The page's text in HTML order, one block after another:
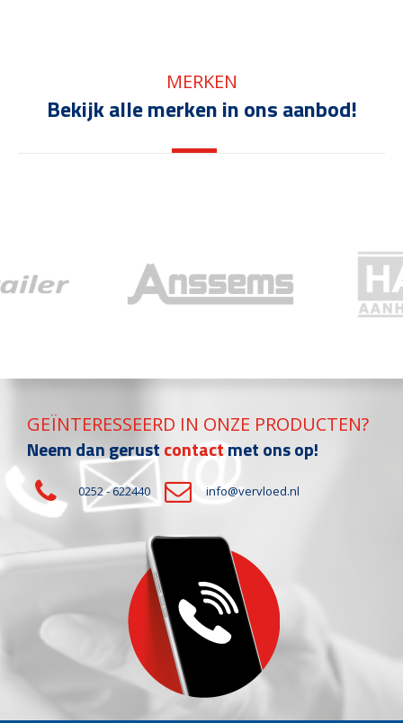
MERKEN
Bekijk alle merken in ons aanbod!
GEÏNTERESSEERD IN ONZE PRODUCTEN?
Neem dan gerustcontactmet ons op!
0252 - 622440 info@vervloed.nl